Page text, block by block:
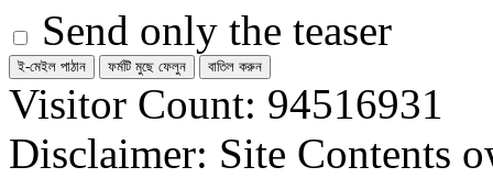
Send only the teaser
Visitor Count: 94516931
Disclaimer: Site Contents